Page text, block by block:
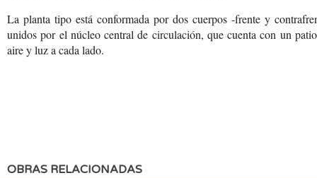
La planta tipo está conformada por dos cuerpos -frente y
unidos por el núcleo central de circulación, que cuenta con un
aire y luz a cada lado.
OBRAS RELACIONADAS